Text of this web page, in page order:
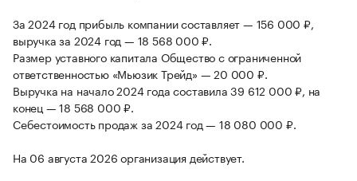
За 2024 год прибыль компании составляет — 156 000 ₽,
выручка за 2024 год — 18 568 000 ₽.
Размер уставного капитала Общество с ограниченной
ответственностью «Мьюзик Трейд» — 20 000 ₽.
Выручка на начало 2024 года составила 39 612 000 ₽, на
конец — 18 568 000 ₽.
Себестоимость продаж за 2024 год — 18 080 000 ₽.
На 06 августа 2026 организация действует.